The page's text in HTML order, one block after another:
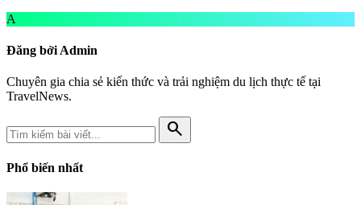
A
Đăng bởi Admin
Chuyên gia chia sẻ kiến thức và trải nghiệm du lịch thực tế tại
TravelNews.
search
Phổ biến nhất